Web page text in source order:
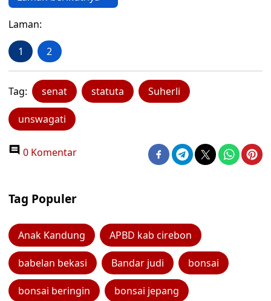
Laman:
1 2
Tag: senat statuta Suherli
unswagati
0 Komentar
Tag Populer
Anak Kandung APBD kab cirebon
babelan bekasi Bandar judi bonsai
bonsai beringin bonsai jepang